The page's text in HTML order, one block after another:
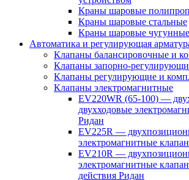
Краны шаровые
Краны шаровые стальные
Краны шаровые чугунные
Автоматика и регулирующая
Клапаны балансировочные и
Клапаны запорно-
Клапаны регулирующие и
Клапаны электромагнитные
EV220WR (65-100) —
двухходовые
Ридан
EV225R —
электромагнитные
EV210R —
электромагнитные
действия Ридан